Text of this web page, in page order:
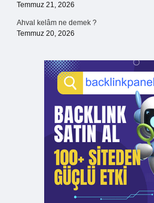
Temmuz 21, 2026
Ahval kelâm ne demek ?
Temmuz 20, 2026